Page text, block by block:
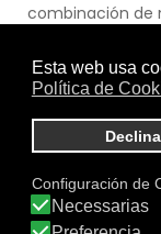
combinación de
garantizan la
pura]Estimula la
proliferación de
luminosidad de
piel, además de
vitamina C.